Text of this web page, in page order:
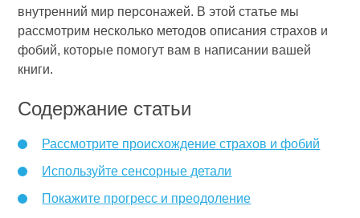
внутренний мир персонажей. В этой статье мы
рассмотрим несколько методов описания страхов и
фобий, которые помогут вам в написании вашей
книги.
Содержание статьи
Рассмотрите происхождение страхов и фобий
Используйте сенсорные детали
Покажите прогресс и преодоление